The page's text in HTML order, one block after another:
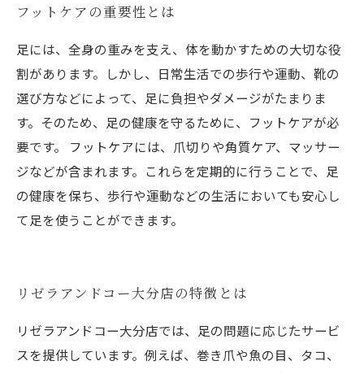
フットケアの重要性とは
足には、全身の重みを支え、体を動かすための大切な役
割があります。しかし、日常生活での歩行や運動、靴の
選び方などによって、足に負担やダメージがたまりま
す。そのため、足の健康を守るために、フットケアが必
要です。 フットケアには、爪切りや角質ケア、マッサー
ジなどが含まれます。これらを定期的に行うことで、足
の健康を保ち、歩行や運動などの生活においても安心し
て足を使うことができます。
リゼラアンドコー大分店の特徴とは
リゼラアンドコー大分店では、足の問題に応じたサービ
スを提供しています。例えば、巻き爪や魚の目、タコ、